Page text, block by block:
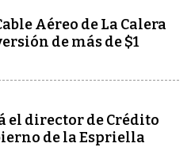
Aéreo de La Calera
de más de $1
el director de Crédito
de la Espriella